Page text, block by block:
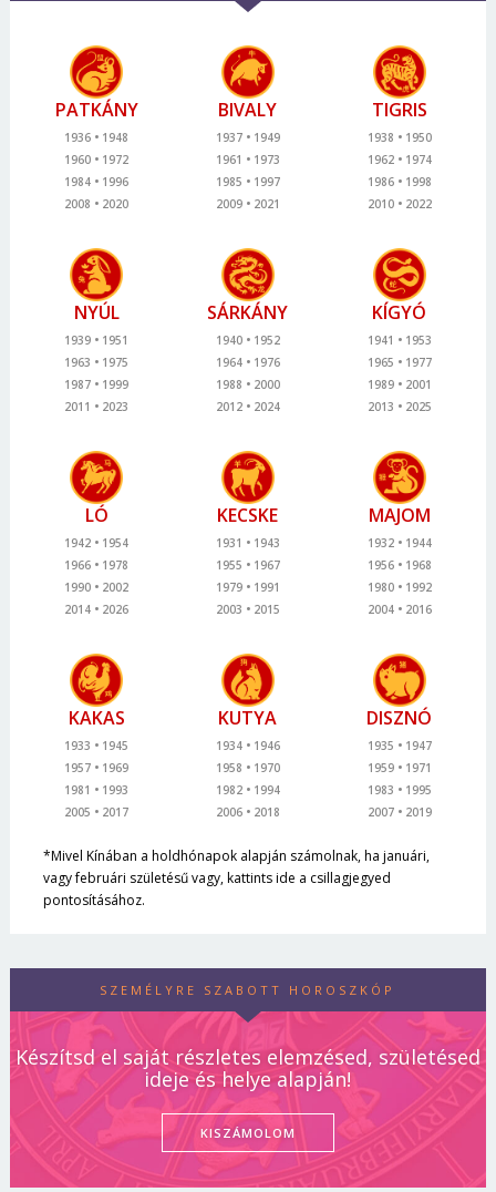
PATKÁNY
1936
1948
1960
1972
1984
1996
2008
2020
BIVALY
1937
1949
1961
1973
1985
1997
2009
2021
TIGRIS
1938
1950
1962
1974
1986
1998
2010
2022
NYÚL
1939
1951
1963
1975
1987
1999
2011
2023
SÁRKÁNY
1940
1952
1964
1976
1988
2000
2012
2024
KÍGYÓ
1941
1953
1965
1977
1989
2001
2013
2025
LÓ
1942
1954
1966
1978
1990
2002
2014
2026
KECSKE
1931
1943
1955
1967
1979
1991
2003
2015
MAJOM
1932
1944
1956
1968
1980
1992
2004
2016
KAKAS
1933
1945
1957
1969
1981
1993
2005
2017
KUTYA
1934
1946
1958
1970
1982
1994
2006
2018
DISZNÓ
1935
1947
1959
1971
1983
1995
2007
2019
*Mivel Kínában a holdhónapok alapján számolnak, ha januári,
vagy februári születésű vagy, kattints ide a csillagjegyed
pontosításához.
SZEMÉLYRE SZABOTT HOROSZKÓP
Készítsd el saját részletes elemzésed, születésed
ideje és helye alapján!
KISZÁMOLOM